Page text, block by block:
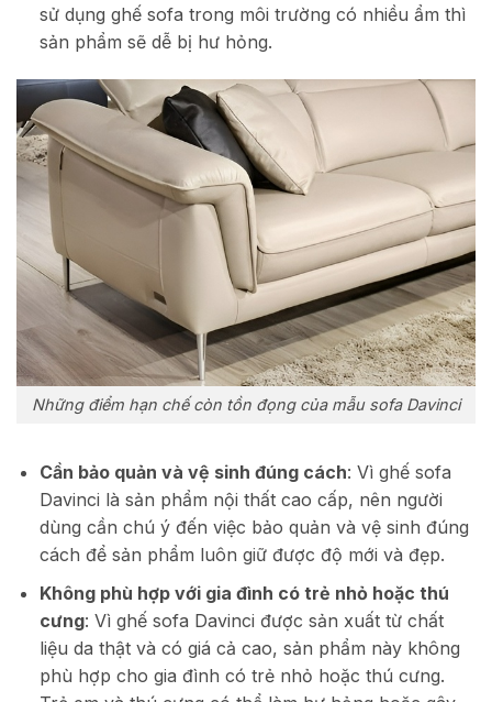
sử dụng ghế sofa trong môi trường có nhiều ẩm thì
sản phẩm sẽ dễ bị hư hỏng.
Những điểm hạn chế còn tồn đọng của mẫu sofa Davinci
Cần bảo quản và vệ sinh đúng cách: Vì ghế sofa
Davinci là sản phẩm nội thất cao cấp, nên người
dùng cần chú ý đến việc bảo quản và vệ sinh đúng
cách để sản phẩm luôn giữ được độ mới và đẹp.
Không phù hợp với gia đình có trẻ nhỏ hoặc thú
cưng: Vì ghế sofa Davinci được sản xuất từ chất
liệu da thật và có giá cả cao, sản phẩm này không
phù hợp cho gia đình có trẻ nhỏ hoặc thú cưng.